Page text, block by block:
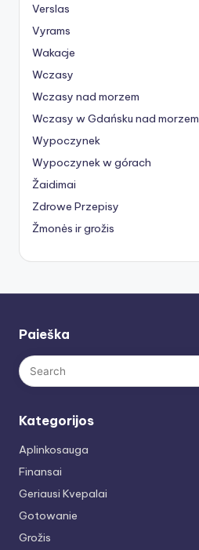
Verslas
Vyrams
Wakacje
Wczasy
Wczasy nad morzem
Wczasy w Gdańsku nad morzem
Wypoczynek
Wypoczynek w górach
Žaidimai
Zdrowe Przepisy
Žmonės ir grožis
Paieška
Kategorijos
Aplinkosauga
Finansai
Geriausi Kvepalai
Gotowanie
Grožis